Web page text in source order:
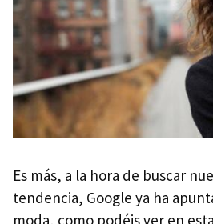
Es más, a la hora de buscar
tendencia, Google ya ha
moda, como podéis ver en